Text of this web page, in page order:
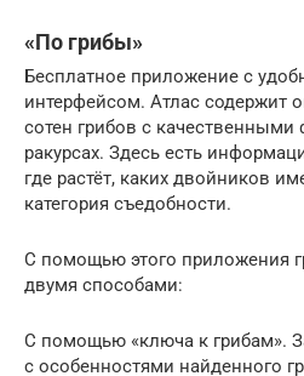
«По грибы»
Бесплатное приложение с
интерфейсом. Атлас содержит
сотен грибов с
ракурсах. Здесь есть
где растёт, каких двойников
категория съедобности.
С помощью этого приложения
двумя способами:
С помощью «ключа к грибам».
с особенностями найденного